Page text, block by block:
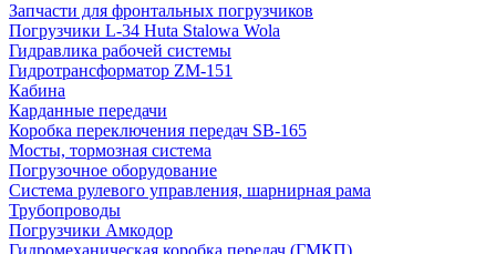
Запчасти для фронтальных погрузчиков
Погрузчики L-34 Huta Stalowa Wola
Гидравлика рабочей системы
Гидротрансформатор ZM-151
Кабина
Карданные передачи
Коробка переключения передач SB-165
Мосты, тормозная система
Погрузочное оборудование
Система рулевого управления, шарнирная рама
Трубопроводы
Погрузчики Амкодор